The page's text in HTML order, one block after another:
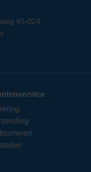
45-024